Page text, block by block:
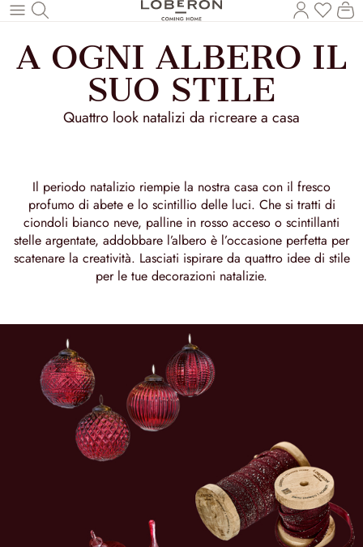
Torna al contenuto principale
Hai 0Il
A OGNI ALBERO IL
SUO STILE
Quattro look natalizi da ricreare a casa
Il periodo natalizio riempie la nostra casa con il fresco
profumo di abete e lo scintillio delle luci. Che si tratti di
ciondoli bianco neve, palline in rosso acceso o scintillanti
stelle argentate, addobbare l’albero è l’occasione perfetta per
scatenare la creatività. Lasciati ispirare da quattro idee di stile
per le tue decorazioni natalizie.